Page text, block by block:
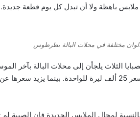
ملابس باهظة ولا أن تبدل كل يوم قطعة جديدة.
مختلفة في محلات البالة بطرطوس
الثلاث يلجأن إلى محلات البالة بآخر